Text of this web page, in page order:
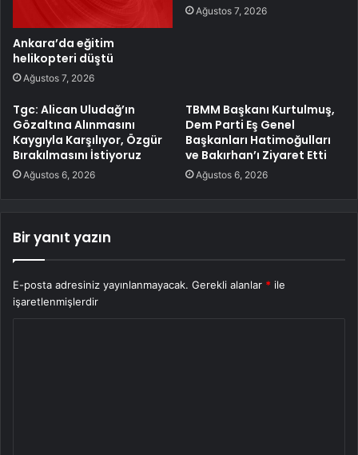
Ankara’da eğitim
helikopteri düştü
Ağustos 7, 2026
Ağustos 7, 2026
Tgc: Alican Uludağ’ın
Gözaltına Alınmasını
Kaygıyla Karşılıyor, Özgür
Bırakılmasını İstiyoruz
Ağustos 6, 2026
TBMM Başkanı Kurtulmuş,
Dem Parti Eş Genel
Başkanları Hatimoğulları
ve Bakırhan’ı Ziyaret Etti
Ağustos 6, 2026
Bir yanıt yazın
E-posta adresiniz yayınlanmayacak. Gerekli alanlar * ile
işaretlenmişlerdir